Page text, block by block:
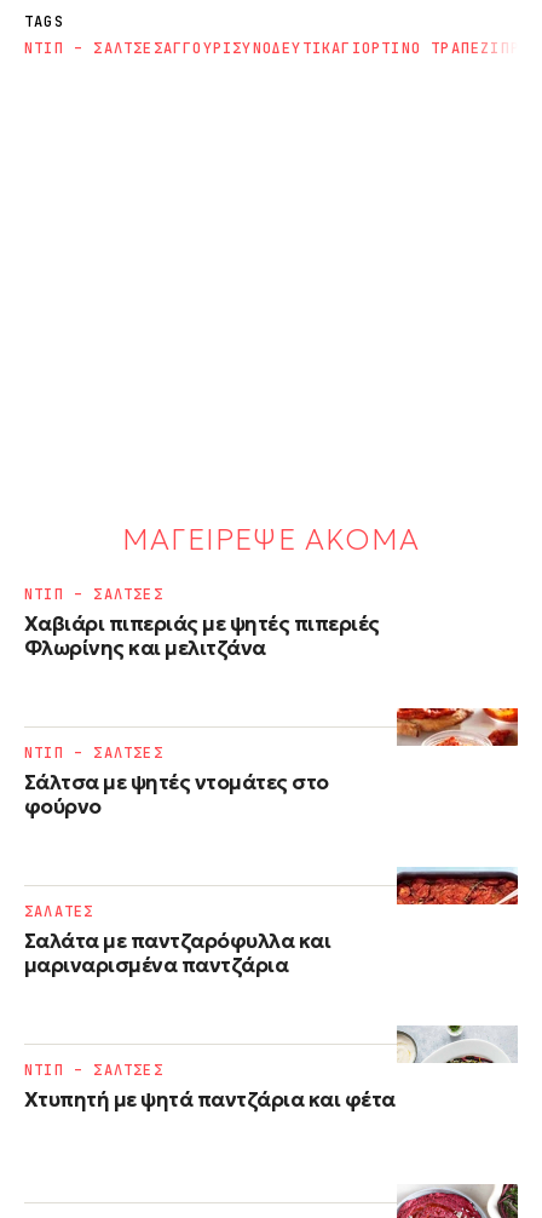
TAGS
ΝΤΙΠ – ΣΑΛΤΣΕΣΑΓΓΟΥΡΙΣΥΝΟΔΕΥΤΙΚΑΓΙΟΡΤΙΝΟ ΤΡΑΠΕΖΙ
ΜΑΓΕΙΡΕΨΕ ΑΚΟΜΑ
Χαβιάρι πιπεριάς με ψητές πιπεριές
Φλωρίνης και μελιτζάνα
ΝΤΙΠ – ΣΑΛΤΣΕΣ
Σάλτσα με ψητές ντομάτες στο
φούρνο
ΝΤΙΠ – ΣΑΛΤΣΕΣ
Σαλάτα με παντζαρόφυλλα και
μαριναρισμένα παντζάρια
ΣΑΛΑΤΕΣ
Χτυπητή με ψητά παντζάρια και φέτα
ΝΤΙΠ – ΣΑΛΤΣΕΣ